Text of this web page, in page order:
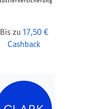
Bis zu 17,50 €
Cashback